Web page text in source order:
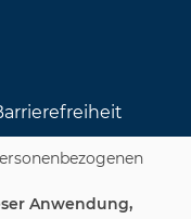
Anwendung,